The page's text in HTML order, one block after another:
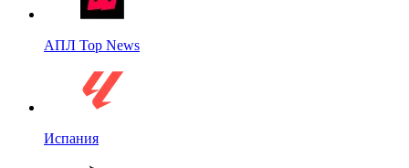
АПЛ Top News
Испания